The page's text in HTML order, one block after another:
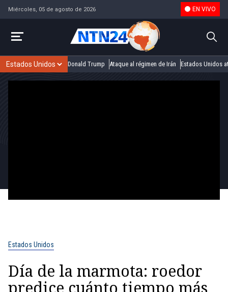
Miércoles, 05 de agosto de 2026 EN VIVO
Donald Trump Ataque al régimen de Irán Estados Unidos
Estados Unidos
Día de la marmota: roedor
predice cuánto tiempo más